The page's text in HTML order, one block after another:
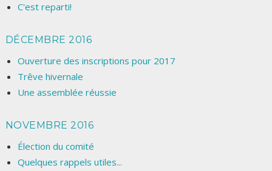
C'est reparti!
DÉCEMBRE 2016
Ouverture des inscriptions pour 2017
Trêve hivernale
Une assemblée réussie
NOVEMBRE 2016
Élection du comité
Quelques rappels utiles...